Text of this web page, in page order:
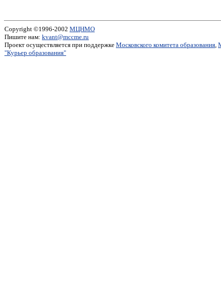
Copyright ©1996-2002 МЦНМО
Пишите нам: kvant@mccme.ru
Проект осуществляется при поддержке Московского комитета образования,
"Курьер образования"